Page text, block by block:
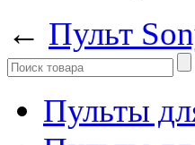
← Пульт
Пульты